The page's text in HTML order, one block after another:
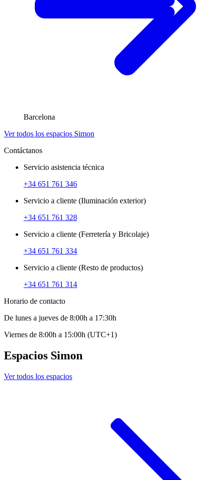
Barcelona
Ver todos los espacios Simon
Contáctanos
Servicio asistencia técnica
+34 651 761 346
Servicio a cliente (Iluminación exterior)
+34 651 761 328
Servicio a cliente (Ferretería y Bricolaje)
+34 651 761 334
Servicio a cliente (Resto de productos)
+34 651 761 314
Horario de contacto
De lunes a jueves de 8:00h a 17:30h
Viernes de 8:00h a 15:00h (UTC+1)
Espacios Simon
Ver todos los espacios